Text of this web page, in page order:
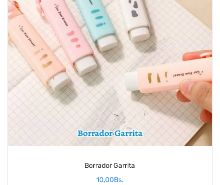
Borrador Garrita
10,00Bs.